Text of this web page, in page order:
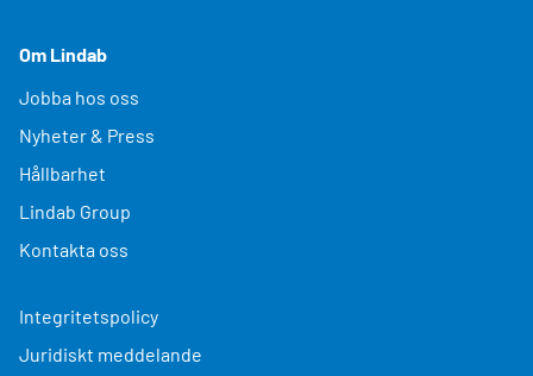
Om Lindab
Jobba hos oss
Nyheter & Press
Hållbarhet
Lindab Group
Kontakta oss
Integritetspolicy
Juridiskt meddelande